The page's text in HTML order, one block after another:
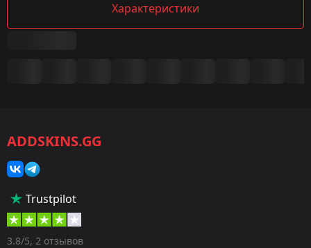
Характеристики
Категория:
Скины
Пистолеты-пулемёты
Оружие:
ADDSKINS.GG
Trustpilot
3.8/5, 2 отзывов